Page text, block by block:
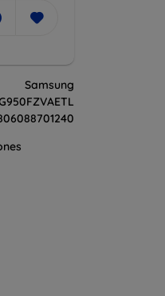
Samsung